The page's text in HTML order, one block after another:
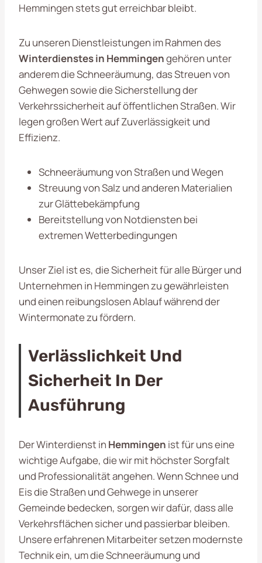
Hemmingen stets gut erreichbar bleibt.
Zu unseren Dienstleistungen im Rahmen des
Winterdienstes in Hemmingengehören unter
anderem die Schneeräumung, das Streuen von
Gehwegen sowie die Sicherstellung der
Verkehrssicherheit auf öffentlichen Straßen. Wir
legen großen Wert auf Zuverlässigkeit und
Effizienz.
Schneeräumung von Straßen und Wegen
Streuung von Salz und anderen Materialien
zur Glättebekämpfung
Bereitstellung von Notdiensten bei
extremen Wetterbedingungen
Unser Ziel ist es, die Sicherheit für alle Bürger und
Unternehmen in Hemmingen zu gewährleisten
und einen reibungslosen Ablauf während der
Wintermonate zu fördern.
Verlässlichkeit Und
Sicherheit In Der
Ausführung
Der Winterdienst in Hemmingen ist für uns eine
wichtige Aufgabe, die wir mit höchster Sorgfalt
und Professionalität angehen. Wenn Schnee und
Eis die Straßen und Gehwege in unserer
Gemeinde bedecken, sorgen wir dafür, dass alle
Verkehrsflächen sicher und passierbar bleiben.
Unsere erfahrenen Mitarbeiter setzen modernste
Technik ein, um die Schneeräumung und